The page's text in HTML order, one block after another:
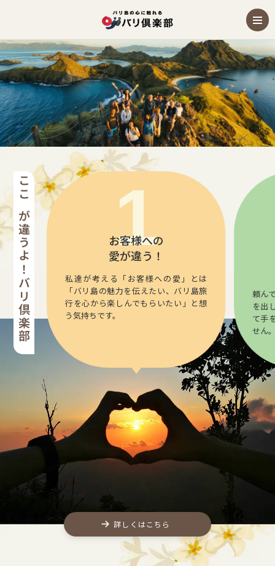
バリ島のお祈り体験ツアー
ここが違うよ！バリ倶楽部
お客様への
愛が違う！
私達が考える「お客様への愛」とは
「バリ島の魅力を伝えたい、バリ島旅
行を心から楽しんでもらいたい」と想
う気持ちです。
頼ん
を出
て手
せん
詳しくはこちら